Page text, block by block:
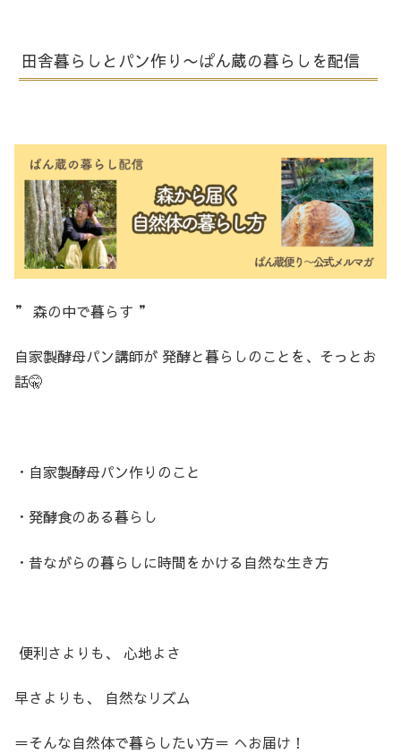
田舎暮らしとパン作り〜ぱん蔵の暮らしを配信
” 森の中で暮らす ”
自家製酵母パン講師が 発酵と暮らしのことを、そっとお
話🤫
・自家製酵母パン作りのこと
・発酵食のある暮らし
・昔ながらの暮らしに時間をかける自然な生き方
便利さよりも、 心地よさ
早さよりも、 自然なリズム
＝そんな自然体で暮らしたい方＝ へお届け！